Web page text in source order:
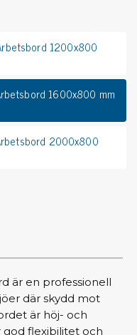
1200x800
1600x800 mm
2000x800
är en professionell
där skydd mot
är höj- och
flexibilitet och